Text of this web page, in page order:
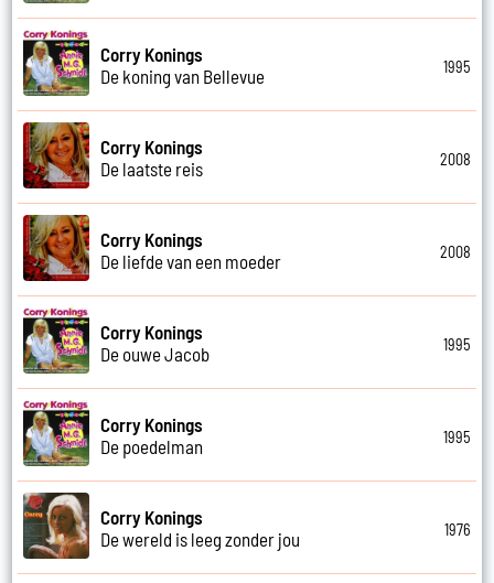
Corry Konings
De koning van Bellevue
1995
Corry Konings
De laatste reis
2008
Corry Konings
De liefde van een moeder
2008
Corry Konings
De ouwe Jacob
1995
Corry Konings
De poedelman
1995
Corry Konings
De wereld is leeg zonder jou
1976